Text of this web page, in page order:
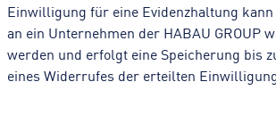
Einwilligung für eine Evidenzhaltung
an ein Unternehmen der HABAU GROUP
werden und erfolgt eine Speicherung bis
eines Widerrufes der erteilten